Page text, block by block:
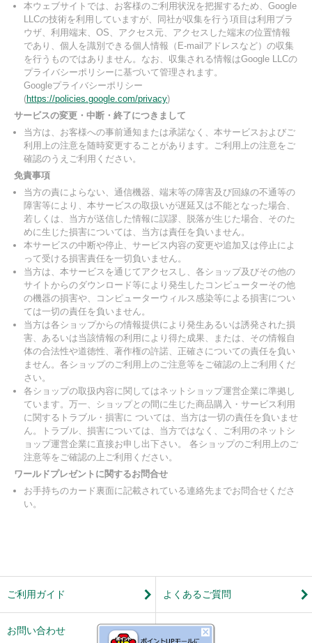
本ウェブサイトでは、お客様のご利用状況を把握するため、Google
LLCの技術を利用していますが、同社が収集を行う項目は利用ブラ
ウザ、利用端末、OS、アクセス元、アクセスした端末の位置情報
であり、個人を識別できる個人情報（E-mailアドレスなど）の収集
を行うものではありません。なお、収集される情報はGoogle LLCの
プライバシーポリシーに基づいて管理されます。
Googleプライバシーポリシー
(https://policies.google.com/privacy)
サービスの変更・中断・終了につきまして
当方は、お客様への事前通知または承諾なく、本サービスおよびご
利用上の注意を随時変更することがあります。ご利用上の注意をご
確認のうえご利用ください。
免責事項
当方の責によらない、通信機器、端末等の障害及び回線の不通等の
障害等により、本サービスの取扱いが遅延又は不能となった場合、
若しくは、当方が送信した情報に誤謬、脱落が生じた場合、そのた
めに生じた損害については、当方は責任を負いません。
本サービスの中断や停止、サービス内容の変更や追加又は停止によ
って受ける損害責任を一切負いません。
当方は、本サービスを通じてアクセスし、各ショップ及びその他の
サイトからのダウンロード等により発生したコンピューターその他
の機器の損害や、コンピューターウィルス感染等による損害につい
ては一切の責任を負いません。
当方は各ショップからの情報提供により発生あるいは誘発された損
害、あるいは当該情報の利用により得た成果、または、その情報自
体の合法性や道徳性、著作権の許諾、正確さについての責任を負い
ません。各ショップのご利用上のご注意等をご確認の上ご利用くだ
さい。
各ショップの取扱内容に関してはネットショップ運営企業に準拠し
ています。万一、ショップとの間に生じた商品購入・サービス利用
に関するトラブル・損害に ついては、当方は一切の責任を負いませ
ん。トラブル、損害については、当方ではなく、ご利用のネットシ
ョップ運営企業に直接お申し出下さい。 各ショップのご利用上のご
注意等をご確認の上ご利用ください。
ワールドプレゼントに関するお問合せ
お手持ちのカード裏面に記載されている連絡先までお問合せくださ
い。
ご利用ガイド よくあるご質問
お問い合わせ